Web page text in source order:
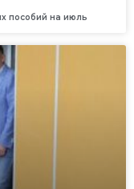
пособий на июль